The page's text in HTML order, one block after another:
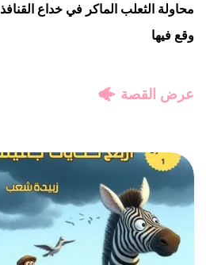
محاولة الثعلب الماكر في خداع
وقع فيها
عرض القصة